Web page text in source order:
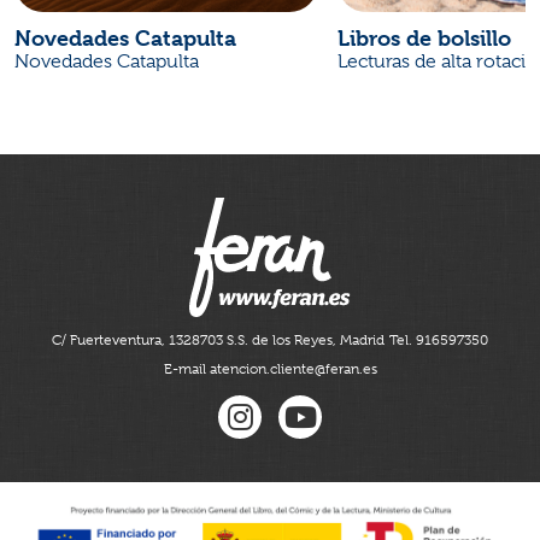
Novedades Catapulta
Novedades Catapulta
Libros de bolsillo
Lecturas de alta
C/ Fuerteventura, 1328703 S.S. de los Reyes, Madrid Tel. 916597350
E-mail atencion.cliente@feran.es